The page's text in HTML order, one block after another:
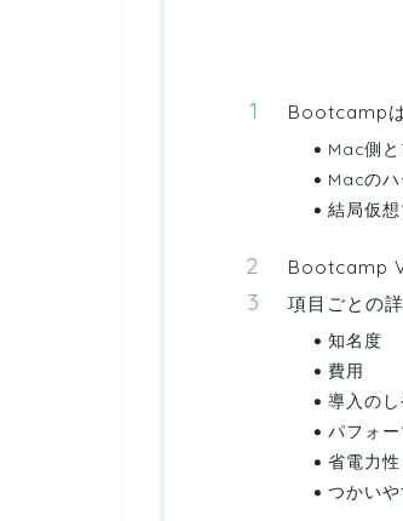
Bootcamp
Mac側
Macの
結局仮
Bootcamp
項目ごとの
知名度
費用
導入のし
パフォー
省電力性
つかいや